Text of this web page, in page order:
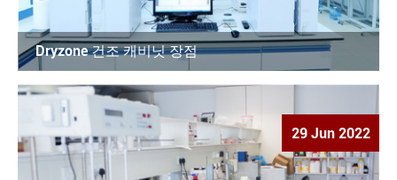
Dryzone 건조 캐비닛 장점
29 Jun 2022